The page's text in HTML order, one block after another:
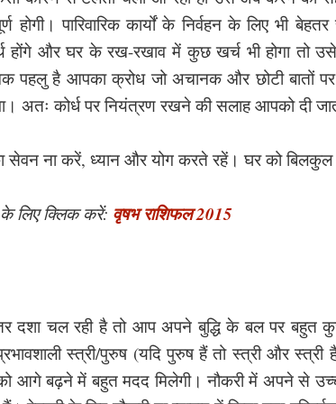
होगी। पारिवारिक कार्यों के निर्वहन के लिए भी
होंगे और घर के रख-रखाव में कुछ खर्च भी होगा तो
पहलु है आपका क्रोध जो अचानक और छोटी बातों पर
अतः कोर्ध पर नियंत्रण रखने की सलाह आपको दी
सेवन ना करें, ध्यान और योग करते रहें। घर को
लिए क्लिक करें: वृषभ राशिफल 2015
दशा चल रही है तो आप अपने बुद्धि के बल पर बहुत
स्त्री/पुरुष (यदि पुरुष हैं तो स्त्री और
बढ़ने में बहुत मदद मिलेगी। नौकरी में अपने से